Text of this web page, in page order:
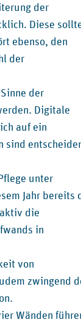
sachsen-anhalt
der
Diese
ebenso, den
der
der
Digitale
auf ein
sind
unter
Jahr bereits
die
in
von
zwingend
Wänden